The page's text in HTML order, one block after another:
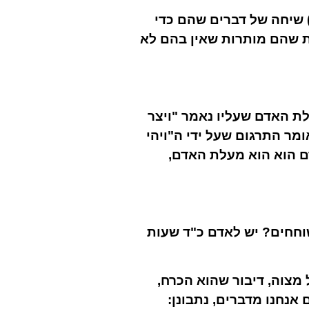
שיחה של דברים שהם כדי
שהם מותרות שאין בהם לא
האדם שעליו נאמר "ויצר
התרגום שעל ידי ה"ויהי
הוא הוא מעלת האדם,
יש לאדם כ"ד שעות
מצוה, דיבור שהוא הכרח,
מדברים, נתבונן: